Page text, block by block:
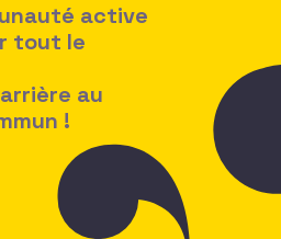
active
tout le
au
!